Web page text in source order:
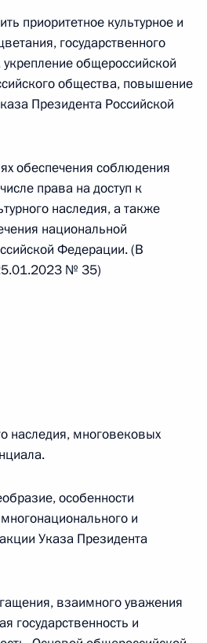
Российской Федерации и статью 1
правонарушениях
Федерации и Правительством
драгоценными металлами,
приоритетное культурное и
государственного
общероссийской
общества, повышение
Президента Российской
обеспечения соблюдения
права на доступ к
наследия, а также
национальной
Федерации. (В
№ 35)
наследия, многовековых
особенности
и
Указа Президента
взаимного уважения
государственность и